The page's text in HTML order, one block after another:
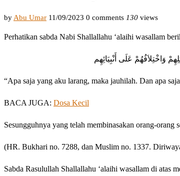
by Abu Umar 11/09/2023 0 comments 130 views
Perhatikan sabda Nabi Shallallahu ‘alaihi wasallam
وَاخْتِلاَفُهُمْ عَلَى أَنْبِيَائِهِم
“Apa saja yang aku larang, maka jauhilah. Dan apa
BACA JUGA: Dosa Kecil
Sesungguhnya yang telah membinasakan orang-
(HR. Bukhari no. 7288, dan Muslim no. 1337.
Sabda Rasulullah Shallallahu ‘alaihi wasallam di atas